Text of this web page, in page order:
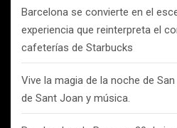
Barcelona se convierte en el
experiencia que reinterpreta el
cafeterías de Starbucks
Vive la magia de la noche de
de Sant Joan y música.